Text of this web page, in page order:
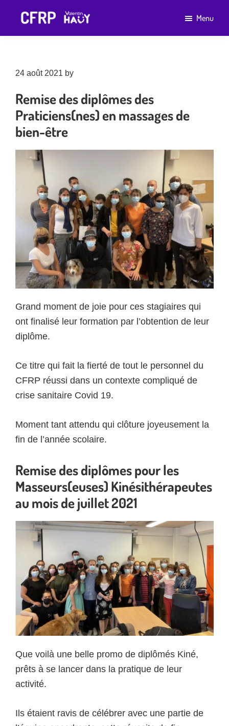
contenu
pied
page
l'association
Valentin
Haüy
Menu
24 août 2021 by
Remise des diplômes des
Praticiens(nes) en massages de
bien-être
Grand moment de joie pour ces stagiaires qui
ont finalisé leur formation par l’obtention de leur
diplôme.
Ce titre qui fait la fierté de tout le personnel du
CFRP réussi dans un contexte compliqué de
crise sanitaire Covid 19.
Moment tant attendu qui clôture joyeusement la
fin de l’année scolaire.
Remise des diplômes pour les
Masseurs(euses) Kinésithérapeutes
au mois de juillet 2021
Que voilà une belle promo de diplômés Kiné,
prêts à se lancer dans la pratique de leur
activité.
Ils étaient ravis de célébrer avec une partie de